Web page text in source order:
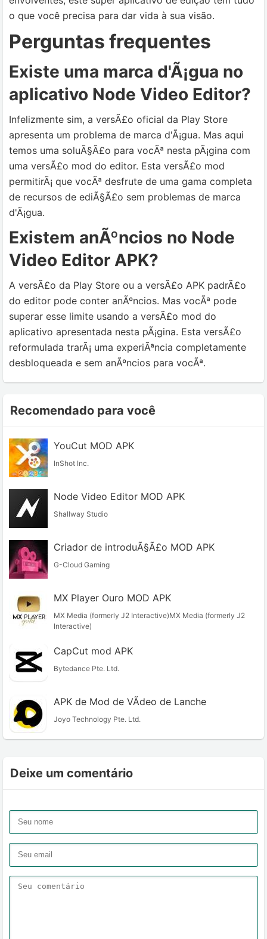
o que você precisa para dar vida à sua visão.
Perguntas frequentes
Existe uma marca d'Ã¡gua no
aplicativo Node Video Editor?
Infelizmente sim, a versÃ£o oficial da Play Store
apresenta um problema de marca d'Ã¡gua. Mas aqui
temos uma soluÃ§Ã£o para vocÃª nesta pÃ¡gina com
uma versÃ£o mod do editor. Esta versÃ£o mod
permitirÃ¡ que vocÃª desfrute de uma gama completa
de recursos de ediÃ§Ã£o sem problemas de marca
d'Ã¡gua.
Existem anÃºncios no Node
Video Editor APK?
A versÃ£o da Play Store ou a versÃ£o APK padrÃ£o
do editor pode conter anÃºncios. Mas vocÃª pode
superar esse limite usando a versÃ£o mod do
aplicativo apresentada nesta pÃ¡gina. Esta versÃ£o
reformulada trarÃ¡ uma experiÃªncia completamente
desbloqueada e sem anÃºncios para vocÃª.
Recomendado para você
YouCut MOD APK
InShot Inc.
Node Video Editor MOD APK
Shallway Studio
Criador de introduÃ§Ã£o MOD APK
G-Cloud Gaming
MX Player Ouro MOD APK
MX Media (formerly J2 Interactive)MX Media (formerly J2
Interactive)
CapCut mod APK
Bytedance Pte. Ltd.
APK de Mod de VÃ­deo de Lanche
Joyo Technology Pte. Ltd.
Deixe um comentário